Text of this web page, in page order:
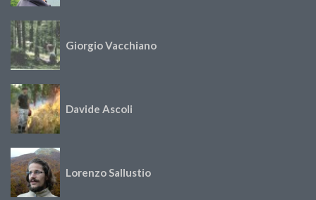
Giorgio Vacchiano
Davide Ascoli
Lorenzo Sallustio